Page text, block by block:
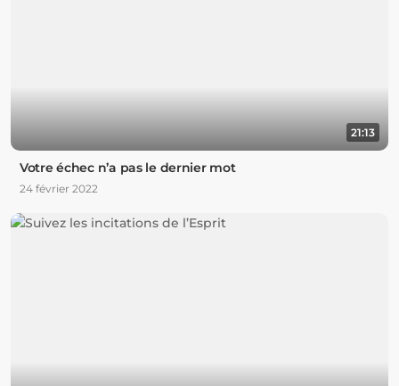
21:13
Votre échec n’a pas le dernier mot
24 février 2022